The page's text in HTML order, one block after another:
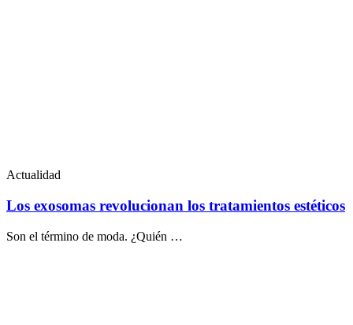
Actualidad
Los exosomas revolucionan los tratamientos estéticos
Son el término de moda. ¿Quién …